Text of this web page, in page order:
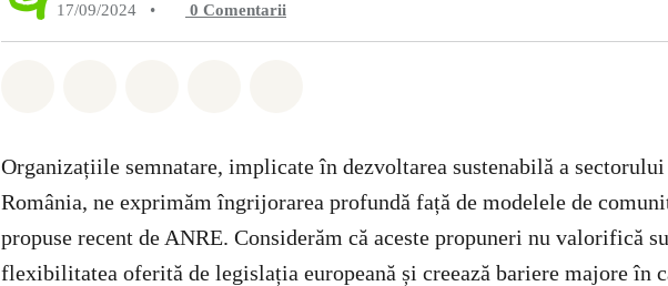
17/09/2024
• 0 Comentarii
Organizațiile semnatare, implicate în dezvoltarea sustenabilă a
România, ne exprimăm îngrijorarea profundă față de modelele de
propuse recent de ANRE. Considerăm că aceste propuneri nu valorifică
flexibilitatea oferită de legislația europeană și creează bariere majore în